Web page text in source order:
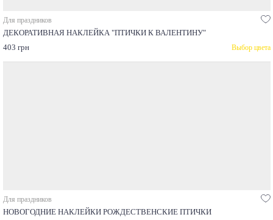
Для праздников
ДЕКОРАТИВНАЯ НАКЛЕЙКА "ПТИЧКИ К ВАЛЕНТИНУ"
403 грн
Выбор цвета
Для праздников
НОВОГОДНИЕ НАКЛЕЙКИ РОЖДЕСТВЕНСКИЕ ПТИЧКИ